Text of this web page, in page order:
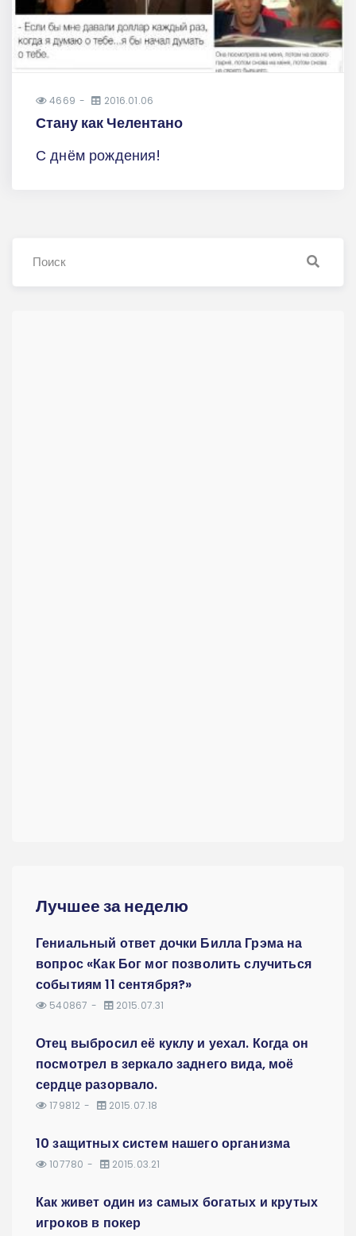
4669 2016.01.06
Стану как Челентано
С днём рождения!
Лучшее за неделю
Гениальный ответ дочки Билла Грэма на
вопрос «Как Бог мог позволить случиться
событиям 11 сентября?»
540867 2015.07.31
Отец выбросил её куклу и уехал. Когда он
посмотрел в зеркало заднего вида, моё
сердце разорвало.
179812 2015.07.18
10 защитных систем нашего организма
107780 2015.03.21
Как живет один из самых богатых и крутых
игроков в покер